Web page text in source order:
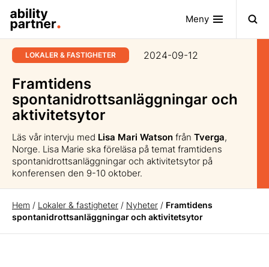
Meny
LOKALER & FASTIGHETER 2024-09-12
Framtidens
spontanidrottsanläggningar och
aktivitetsytor
Läs vår intervju med Lisa Mari Watson från Tverga,
Norge. Lisa Marie ska föreläsa på temat framtidens
spontanidrottsanläggningar och aktivitetsytor på
konferensen den 9-10 oktober.
Hem / Lokaler & fastigheter / Nyheter / Framtidens
spontanidrottsanläggningar och aktivitetsytor